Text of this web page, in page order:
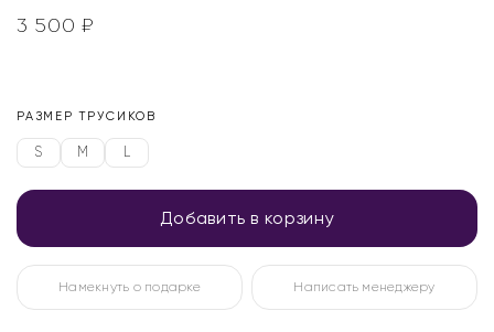
3 500₽
РАЗМЕР ТРУСИКОВ
S M L
Добавить в корзину
Намекнуть о подарке Написать менеджеру